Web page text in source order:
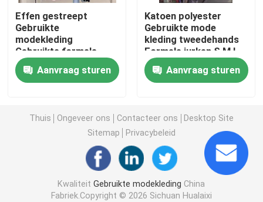
Gebruikte high-end schoenen
2de Handzakken
Tweedehands luxe tassen
Gebruikte kinderschoenen
Casual herfstoutfits
Nieuw ModelShirts van mensen
Effen gestreept
Gebruikte
modekleding
Gebruikte formele
jurken S M L XL
Aanvraag sturen
Katoen polyester
Gebruikte mode
kleding tweedehands
Formele jurken S M L
XL
Aanvraag sturen
Thuis Ongeveer ons Contacteer ons
Desktop Site
Sitemap
Privacybeleid
KwaliteitGebruikte modekleding China
Fabriek.Copyright © 2026 Sichuan Hualaixi